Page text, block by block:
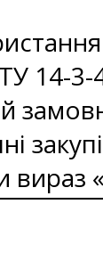
14-
вираз